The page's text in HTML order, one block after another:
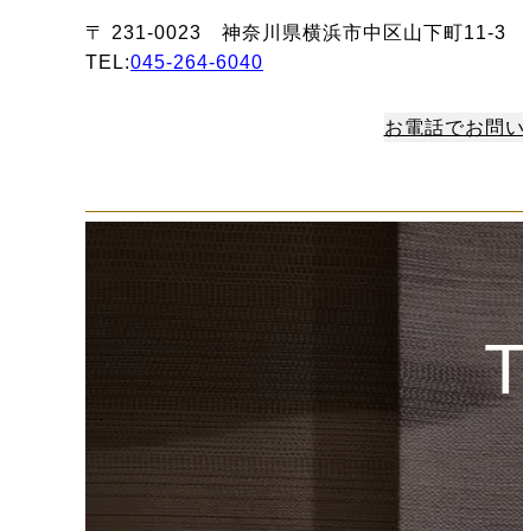
〒 231-0023 神奈川県横浜市中区山下町11-3
TEL:045-264-6040
お電話でお問